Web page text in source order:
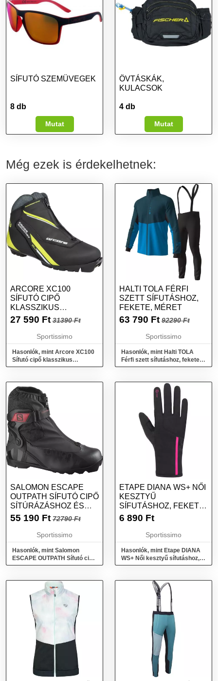
SÍFUTÓ SZEMÜVEGEK
8 db
Mutat
ÖVTÁSKÁK,
KULACSOK
4 db
Mutat
Még ezek is érdekelhetnek:
ARCORE XC100
SÍFUTÓ CIPŐ
KLASSZIKUS
SÍFUTÁSHOZ, FEKETE,
27 590 Ft 31390 Ft
Sportissimo
Hasonlók, mint Arcore XC100
Sífutó cipő klasszikus
sífutáshoz, fekete, méret
HALTI TOLA FÉRFI
SZETT SÍFUTÁSHOZ,
FEKETE, MÉRET
63 790 Ft 92290 Ft
Sportissimo
Hasonlók, mint Halti TOLA
Férfi szett sífutáshoz, fekete,
méret
SALOMON ESCAPE
OUTPATH SÍFUTÓ CIPŐ
SÍTÚRÁZÁSHOZ ÉS
KORCSOLYÁZÓ
FEKETE, MÉRET 42
55 190 Ft 72790 Ft
Sportissimo
Hasonlók, mint Salomon
ESCAPE OUTPATH Sífutó cipő
sítúrázáshoz és korcsolyázó
méret 42
ETAPE DIANA WS+ NŐI
KESZTYŰ
SÍFUTÁSHOZ, FEKETE,
MÉRET
6 890 Ft
Sportissimo
Hasonlók, mint Etape DIANA
WS+ Női kesztyű sífutáshoz,
fekete, méret